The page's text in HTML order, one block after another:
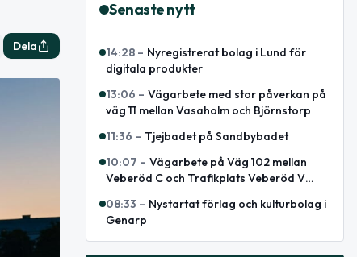
Dela
Senaste nytt
14:28 – Nyregistrerat bolag i Lund för
digitala produkter
13:06 – Vägarbete med stor påverkan på
väg 11 mellan Vasaholm och Björnstorp
11:36 – Tjejbadet på Sandbybadet
10:07 – Vägarbete på Väg 102 mellan
Veberöd C och Trafikplats Veberöd V
08:33 – Nystartat förlag och kulturbolag i
Genarp